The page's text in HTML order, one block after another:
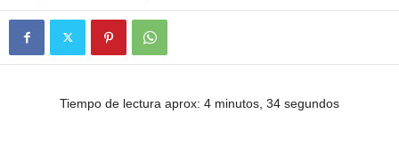
Tiempo de lectura aprox: 4 minutos, 34 segundos